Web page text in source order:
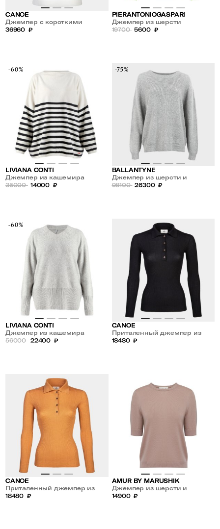
CANOE
Джемпер с короткими
рукавами из кашемира
36960 ₽
PIERANTONIOGASPARI
Джемпер из шерсти
19700 5600 ₽
-60%
LIVIANA CONTI
Джемпер из кашемира
35000 14000 ₽
-75%
BALLANTYNE
Джемпер из шерсти и
кашемира
98100 26300 ₽
-60%
LIVIANA CONTI
Джемпер из кашемира
56000 22400 ₽
CANOE
Приталенный джемпер из
шерсти и шелка
18480 ₽
CANOE
Приталенный джемпер из
шерсти и шелка
18480 ₽
AMUR BY MARUSHIK
Джемпер из шерсти и
кашемира с коротким
14900 ₽